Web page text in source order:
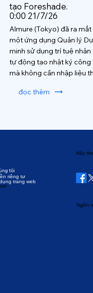
tạo Foreshade.
0:00 21/7/26
Almure (Tokyo) đã ra mắt
một ứng dụng Quản lý
minh sử dụng trí tuệ nhân
tự động tạo nhật ký công
mà không cần nhập liệu
đọc thêm
tôi
riêng tư
trang web
Hãy
Ngôn